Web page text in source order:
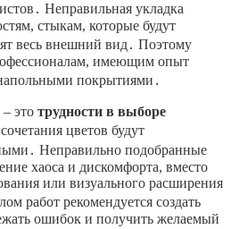
Неправильная укладка
стыкам, которые будут
весь внешний вид․ Поэтому
имеющим опыт
покрытиями․
это трудности в выборе
цветов будут
Неправильно подобранные
хаоса и дискомфорта, вместо
или визуального расширения
работ рекомендуется создать
ошибок и получить желаемый